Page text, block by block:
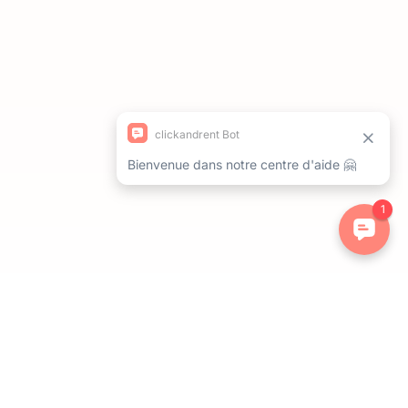
Personnalisez vos préférences pour contrôler la manière dont